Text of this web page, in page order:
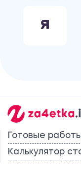
Я
Готовые
Калькулятор